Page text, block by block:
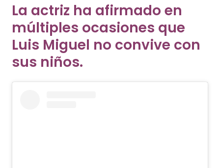
La actriz ha afirmado en
múltiples ocasiones que
Luis Miguel no convive con
sus niños.